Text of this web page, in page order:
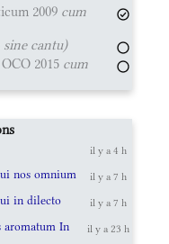
2009 cum
sine cantu)
2015 cum
il y a 4 h
nos omnium il y a 7 h
in dilecto il y a 7 h
aromatum In il y a 23 h